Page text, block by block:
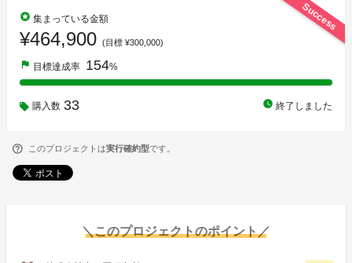
Success
stars 集まっている金額
¥464,900 (目標 ¥300,000)
flag 目標達成率 154%
購入数 33 watch_later 終了しました
このプロジェクトは実行確約型です。
＼このプロジェクトのポイント／